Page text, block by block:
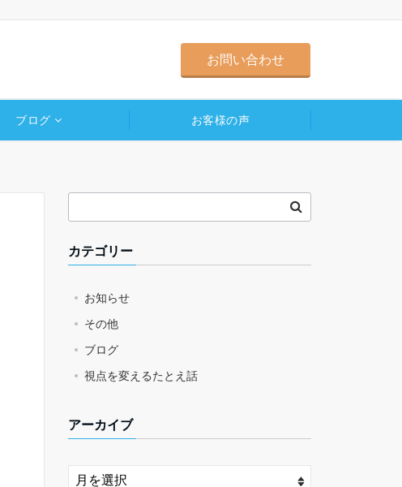
お問い合わせ
ブログ お客様の声
カテゴリー
お知らせ
その他
ブログ
視点を変えるたとえ話
アーカイブ